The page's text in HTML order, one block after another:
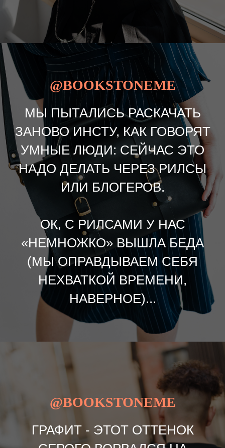
@BOOKSTONEME
МЫ ПЫТАЛИСЬ РАСКАЧАТЬ
ЗАНОВО ИНСТУ, КАК ГОВОРЯТ
УМНЫЕ ЛЮДИ: СЕЙЧАС ЭТО
НАДО ДЕЛАТЬ ЧЕРЕЗ РИЛСЫ
ИЛИ БЛОГЕРОВ.
ОК, С РИЛСАМИ У НАС
«НЕМНОЖКО» ВЫШЛА БЕДА
(МЫ ОПРАВДЫВАЕМ СЕБЯ
НЕХВАТКОЙ ВРЕМЕНИ,
НАВЕРНОЕ)...
@BOOKSTONEME
ГРАФИТ - ЭТОТ ОТТЕНОК